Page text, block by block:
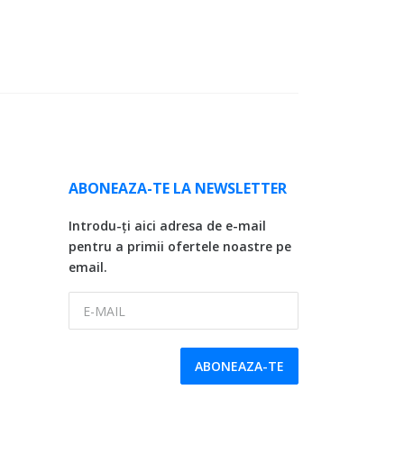
ABONEAZA-TE LA NEWSLETTER
Introdu-ți aici adresa de e-mail
pentru a primii ofertele noastre pe
email.
ABONEAZA-TE